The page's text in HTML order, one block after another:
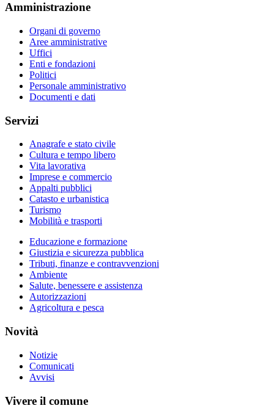
Amministrazione
Organi di governo
Aree amministrative
Uffici
Enti e fondazioni
Politici
Personale amministrativo
Documenti e dati
Servizi
Anagrafe e stato civile
Cultura e tempo libero
Vita lavorativa
Imprese e commercio
Appalti pubblici
Catasto e urbanistica
Turismo
Mobilità e trasporti
Educazione e formazione
Giustizia e sicurezza pubblica
Tributi, finanze e contravvenzioni
Ambiente
Salute, benessere e assistenza
Autorizzazioni
Agricoltura e pesca
Novità
Notizie
Comunicati
Avvisi
Vivere il comune